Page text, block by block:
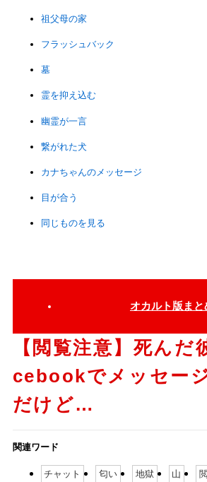
祖父母の家
フラッシュバック
墓
霊を抑え込む
幽霊が一言
繋がれた犬
カナちゃんのメッセージ
目が合う
同じものを見る
オカルト版まと
【閲覧注意】死んだ
cebookでメッセー
だけど…
関連ワード
チャット 匂い 地獄 山